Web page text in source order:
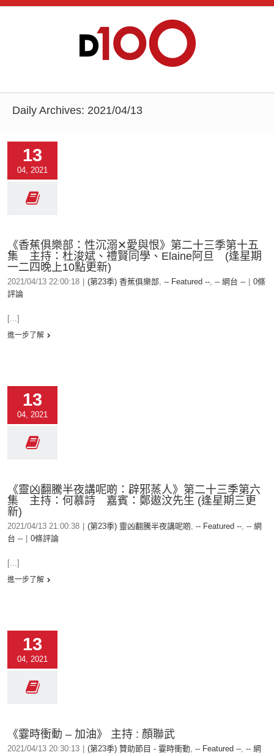
Daily Archives: 2021/04/13
13
04, 2021
《香蕉俱樂部：性沉溺✕愛與恨》第二十三季第十五
集 主持：杜浚斌、禮賢同學、Elaine阿旦 (逢星期
一二四晚上10點更新)
2021/04/13 22:00:18 (第23季) 香蕉俱樂部, -- Featured --, -- 網台 --
0條
評論
[...]
進一步了解
13
04, 2021
《靈凶翻騰半夜講呢啲：辟邪蒸人》第二十三季第六
集 主持：何慕詩 嘉賓：鄭遨汶先生 (逢星期三更
新)
2021/04/13 21:00:38 (第23季) 靈凶翻騰半夜講呢啲, -- Featured --, -- 網
台 --
0條評論
[...]
進一步了解
13
04, 2021
《霎時衝動 – 加油》 主持 : 顏聯武
2021/04/13 20:30:13 (第23季) 贊助節目 - 霎時衝動, -- Featured --, -- 網